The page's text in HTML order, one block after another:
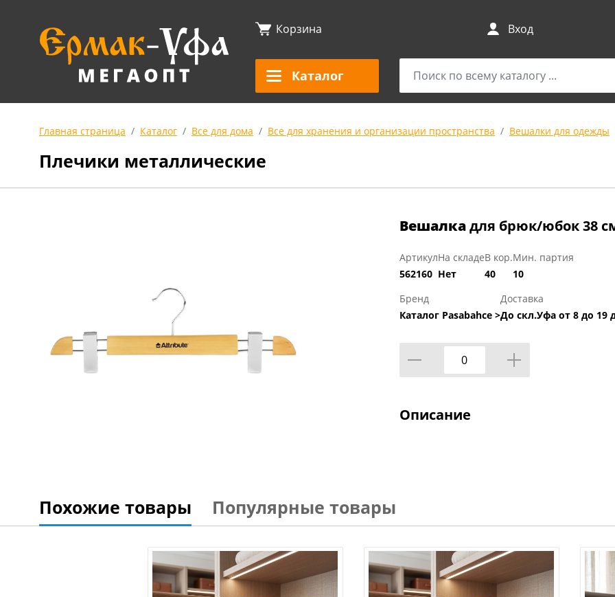
Корзина Вход
Каталог
Главная страница Каталог Все для дома Все для хранения и организации пространства Вешалки для одежды
Плечики металлические
Вешалкадля брюк/юбок 38
Артикул
562160
На складе
Нет
В кор.
40
Мин. партия
10
Бренд
Каталог Pasabahce >
Доставка
До скл.Уфа от 8 до 19
Описание
Похожие товары Популярные товары